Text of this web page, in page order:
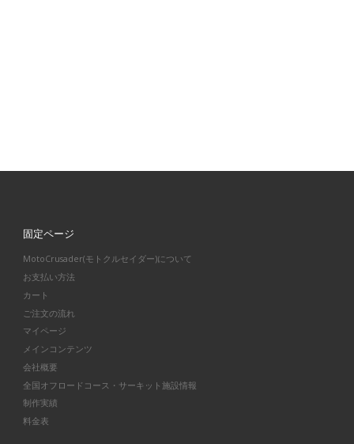
固定ページ
MotoCrusader(モトクルセイダー)について
お支払い方法
カート
ご注文の流れ
マイページ
メインコンテンツ
会社概要
全国オフロードコース・サーキット施設情報
制作実績
料金表